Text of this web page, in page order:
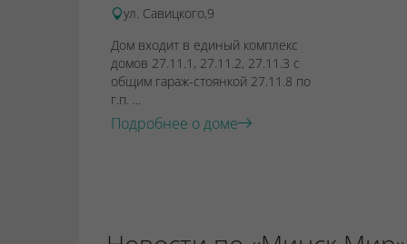
ул. Савицкого,9
Дом входит в единый комплекс
домов 27.11.1, 27.11.2, 27.11.3 с
общим гараж-стоянкой 27.11.8 по
г.п. ...
Подробнее о доме